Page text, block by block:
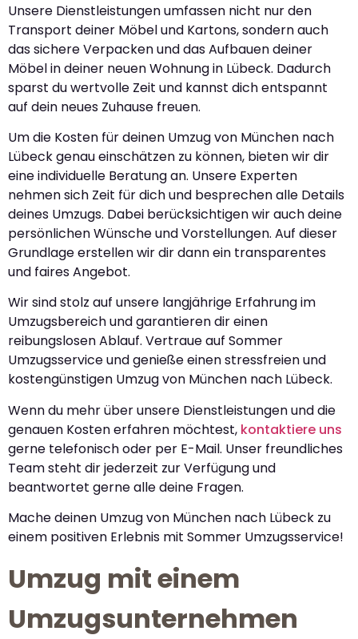
Unsere Dienstleistungen umfassen nicht nur den
Transport deiner Möbel und Kartons, sondern auch
das sichere Verpacken und das Aufbauen deiner
Möbel in deiner neuen Wohnung in Lübeck. Dadurch
sparst du wertvolle Zeit und kannst dich entspannt
auf dein neues Zuhause freuen.
Um die Kosten für deinen Umzug von München nach
Lübeck genau einschätzen zu können, bieten wir dir
eine individuelle Beratung an. Unsere Experten
nehmen sich Zeit für dich und besprechen alle Details
deines Umzugs. Dabei berücksichtigen wir auch deine
persönlichen Wünsche und Vorstellungen. Auf dieser
Grundlage erstellen wir dir dann ein transparentes
und faires Angebot.
Wir sind stolz auf unsere langjährige Erfahrung im
Umzugsbereich und garantieren dir einen
reibungslosen Ablauf. Vertraue auf Sommer
Umzugsservice und genieße einen stressfreien und
kostengünstigen Umzug von München nach Lübeck.
Wenn du mehr über unsere Dienstleistungen und die
genauen Kosten erfahren möchtest, kontaktiere uns
gerne telefonisch oder per E-Mail. Unser freundliches
Team steht dir jederzeit zur Verfügung und
beantwortet gerne alle deine Fragen.
Mache deinen Umzug von München nach Lübeck zu
einem positiven Erlebnis mit Sommer Umzugsservice!
Umzug mit einem
Umzugsunternehmen